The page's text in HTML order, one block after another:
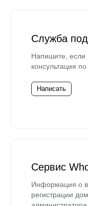
Служба
Напишите,
консультация по
Написать
Сервис
Информация о
регистрации